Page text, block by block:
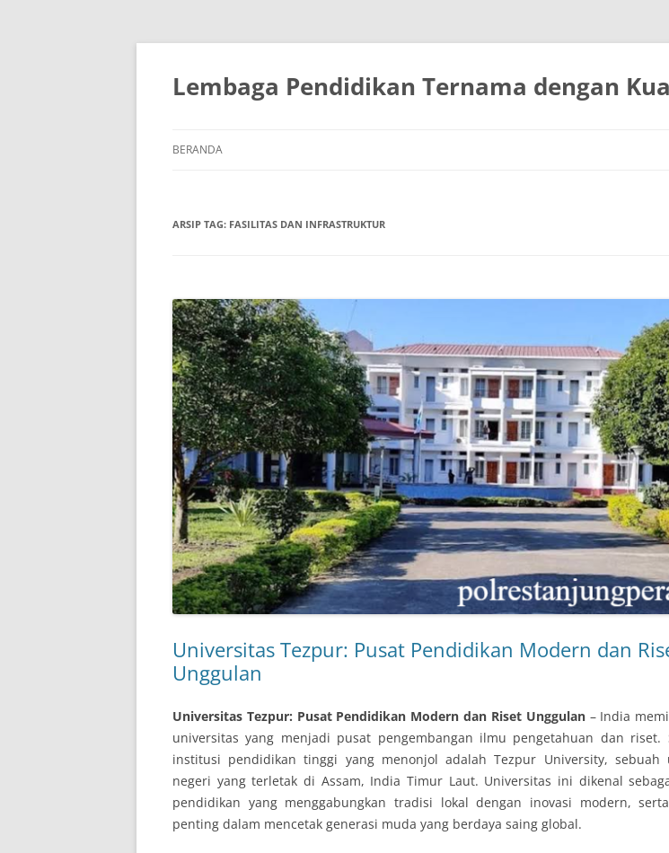
Lembaga Pendidikan Ternama dengan
BERANDA
ARSIP TAG: FASILITAS DAN INFRASTRUKTUR
Universitas Tezpur: Pusat Pendidikan Modern dan
Unggulan
Universitas Tezpur: Pusat Pendidikan Modern dan Riset Unggulan– India
universitas yang menjadi pusat pengembangan ilmu pengetahuan dan riset.
institusi pendidikan tinggi yang menonjol adalah Tezpur University, sebuah
negeri yang terletak di Assam, India Timur Laut. Universitas ini dikenal
pendidikan yang menggabungkan tradisi lokal dengan inovasi modern,
penting dalam mencetak generasi muda yang berdaya saing global.